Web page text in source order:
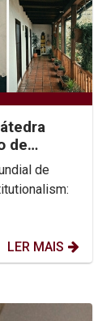
de
de
LER MAIS